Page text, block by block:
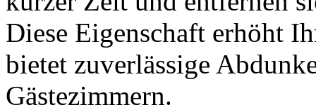
Diese Eigenschaft erhöht
bietet zuverlässige
Gästezimmern.